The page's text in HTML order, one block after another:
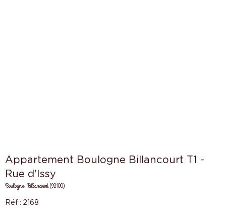
Appartement Boulogne Billancourt T1 -
Rue d'Issy
Boulogne-Billancourt (92100)
Réf : 2168